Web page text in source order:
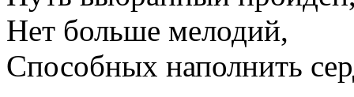
Нет больше мелодий,
Способных наполнить